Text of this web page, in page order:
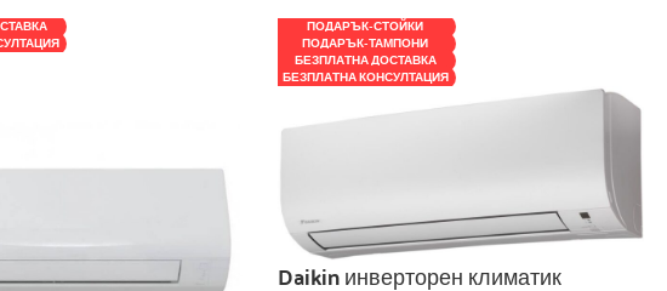
ПОДАРЪК-СТОЙКИ
ПОДАРЪК-ТАМПОНИ
БЕЗПЛАТНА ДОСТАВКА
БЕЗПЛАТНА КОНСУЛТАЦИЯ
Daikin инверторен климатик